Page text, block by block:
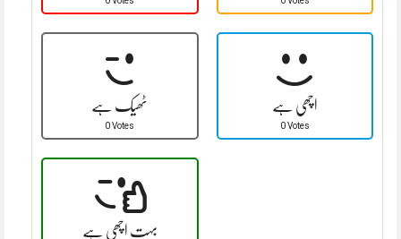
ٹھیک ہے
0 Votes
اچھی ہے
0 Votes
بہت اچھی ہے